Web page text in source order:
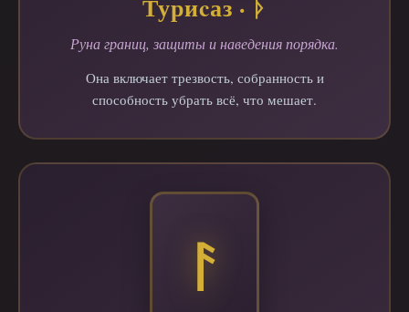
Туриcаз · ᚦ
Руна границ, защиты и наведения порядка.
Она включает трезвость, собранность и
способность убрать всё, что мешает.
ᚨ